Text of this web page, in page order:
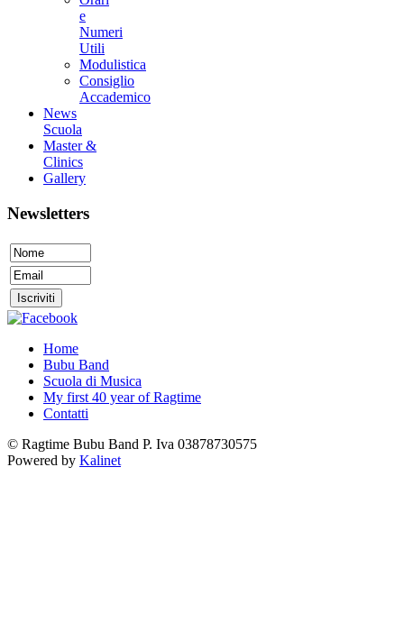
e
Numeri
Utili
Modulistica
Consiglio
Accademico
News
Scuola
Master &
Clinics
Gallery
Newsletters
Home
Bubu Band
Scuola di Musica
My first 40 year of Ragtime
Contatti
© Ragtime Bubu Band P. Iva 03878730575
Powered by Kalinet